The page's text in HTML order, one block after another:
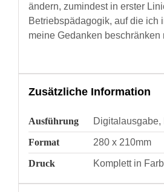
ändern, zumindest in erster
Betriebspädagogik, auf die ich
meine Gedanken
Zusätzliche Information
Ausführung Digitalausgabe,
Format 280 x 210mm
Druck Komplett in